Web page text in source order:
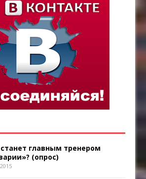
главным тренером
(опрос)